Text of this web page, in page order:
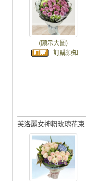
(顯示大圖)
訂購須知
芙洛麗女神粉玫瑰花束